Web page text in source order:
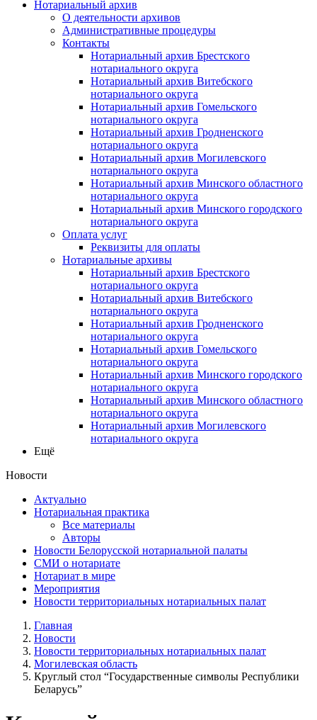
Нотариальный архив
О деятельности архивов
Административные процедуры
Контакты
Нотариальный архив Брестского
нотариального округа
Нотариальный архив Витебского
нотариального округа
Нотариальный архив Гомельского
нотариального округа
Нотариальный архив Гродненского
нотариального округа
Нотариальный архив Могилевского
нотариального округа
Нотариальный архив Минского областного
нотариального округа
Нотариальный архив Минского городского
нотариального округа
Оплата услуг
Реквизиты для оплаты
Нотариальные архивы
Нотариальный архив Брестского
нотариального округа
Нотариальный архив Витебского
нотариального округа
Нотариальный архив Гродненского
нотариального округа
Нотариальный архив Гомельского
нотариального округа
Нотариальный архив Минского городского
нотариального округа
Нотариальный архив Минского областного
нотариального округа
Нотариальный архив Могилевского
нотариального округа
Ещё
Новости
Актуально
Нотариальная практика
Все материалы
Авторы
Новости Белорусской нотариальной палаты
СМИ о нотариате
Нотариат в мире
Мероприятия
Новости территориальных нотариальных палат
Главная
Новости
Новости территориальных нотариальных палат
Могилевская область
Круглый стол “Государственные символы Республики
Беларусь”